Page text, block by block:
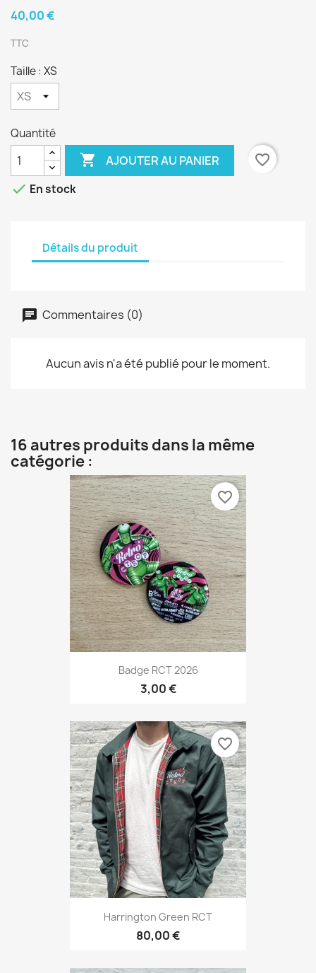
40,00 €
TTC
Taille : XS
Quantité
 AJOUTER AU PANIER
favorite_border
 En stock
Détails du produit
Commentaires (0)
Aucun avis n'a été publié pour le moment.
16 autres produits dans la même
catégorie :
Badge RCT 2026
3,00 €
favorite_border
Harrington Green RCT
80,00 €
favorite_border